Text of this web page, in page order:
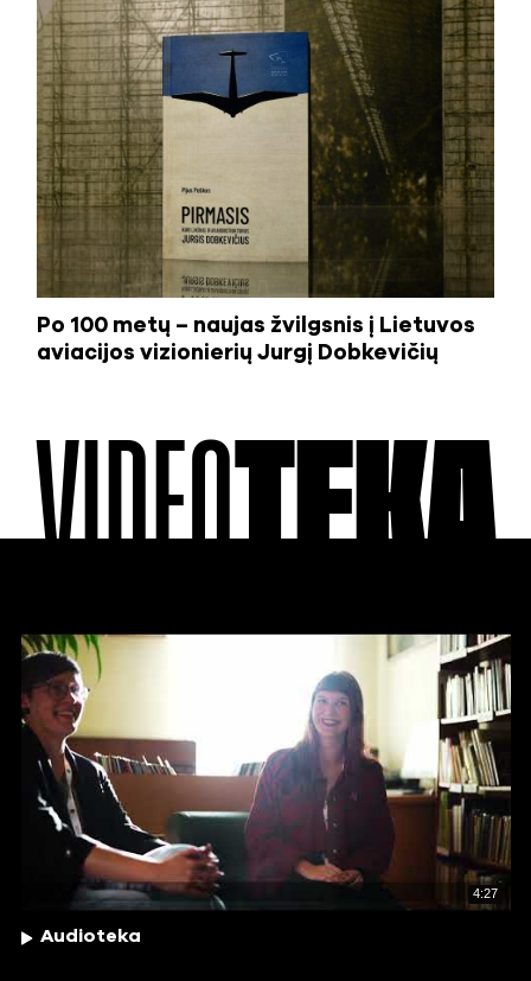
Po 100 metų – naujas žvilgsnis į Lietuvos
aviacijos vizionierių Jurgį Dobkevičių
VIDEOTEKA
4:27
Audioteka